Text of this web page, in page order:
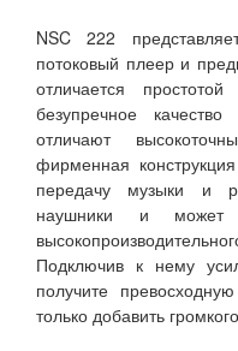
NSC 222
потоковый плеер и
отличается
безупречное
отличают
фирменная
передачу музыки и
наушники и может
Подключив к нему
получите
только добавить